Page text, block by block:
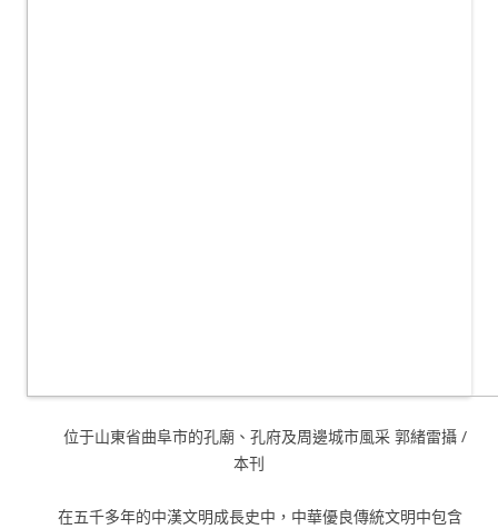
位于山東省曲阜市的孔廟、孔府及周邊城市風采 郭緒雷攝 /
本刊
在五千多年的中漢文明成長史中，中華優良傳統文明中包含